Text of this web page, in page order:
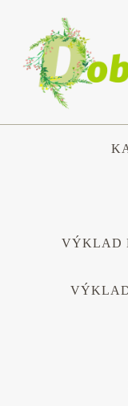
obsah
VÝKLAD